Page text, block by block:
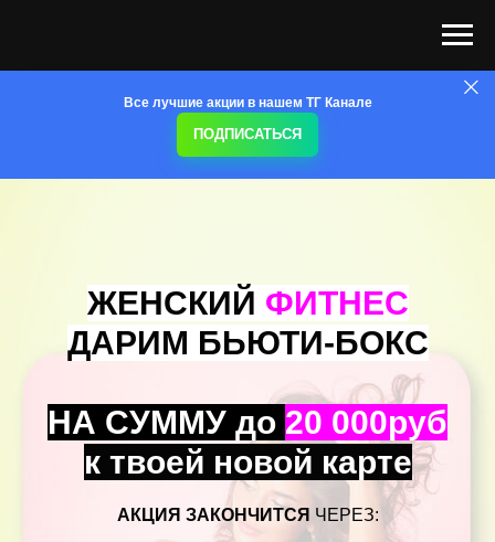
Все лучшие акции в нашем ТГ Канале
ПОДПИСАТЬСЯ
ЖЕНСКИЙ ФИТНЕС
ДАРИМ БЬЮТИ-БОКС
НА СУММУ до 20 000руб
к твоей новой карте
АКЦИЯ ЗАКОНЧИТСЯ ЧЕРЕЗ: